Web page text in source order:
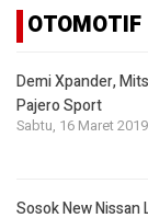
OTOMOTIF
Demi Xpander,
Pajero Sport
Sabtu, 16 Maret
Sosok New Nissan